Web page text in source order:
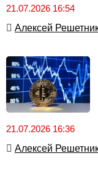
21.07.2026 16:54
Алексей
21.07.2026 16:36
Алексей